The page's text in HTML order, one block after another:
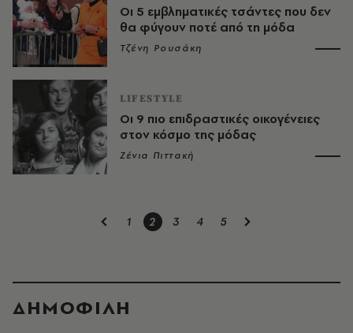
Οι 5 εμβληματικές τσάντες που δεν
θα φύγουν ποτέ από τη μόδα
Τζένη Ρουσάκη
LIFESTYLE
Οι 9 πιο επιδραστικές οικογένειες
στον κόσμο της μόδας
Ζένια Πιττακή
1 2 3 4 5
ΔΗΜΟΦΙΛΗ